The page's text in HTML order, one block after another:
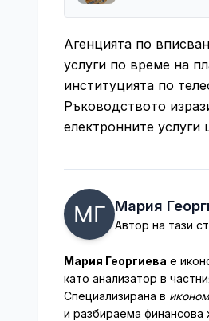
Агенцията по
услуги по време на
институцията по
Ръководството
електронните
Мария
Автор на тази
Мария Георгиева е
като анализатор в
Специализирана в
и разбираема финансова